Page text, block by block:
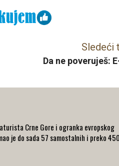
Sledeći
Da ne poveruješ:
Crne Gore i ogranka evropskog
je do sada 57 samostalnih i preko 450